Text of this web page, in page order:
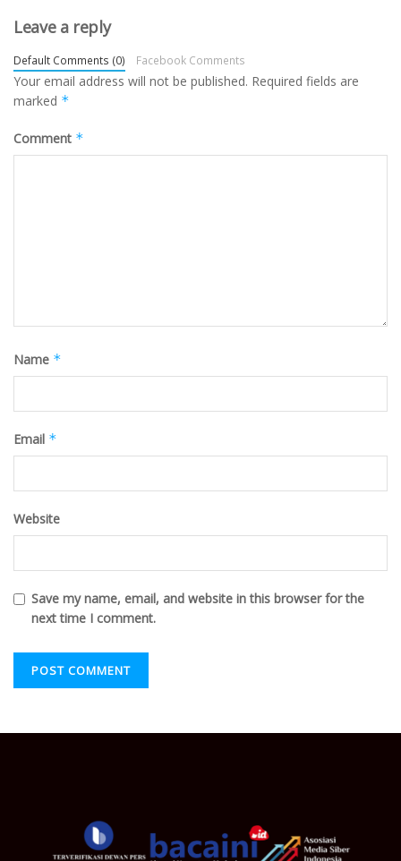
Leave a reply
Default Comments (0) Facebook Comments
Your email address will not be published. Required fields are
marked *
Comment *
Name *
Email *
Website
Save my name, email, and website in this browser for the
next time I comment.